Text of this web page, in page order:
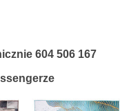
604 506 167